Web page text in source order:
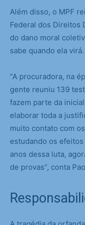
Além disso, o MPF
Federal dos Direitos
do dano moral
sabe quando ela virá.
“A procuradora, na
gente reuniu 139
fazem parte da
elaborar toda a
muito contato com
estudando os
anos dessa luta,
de provas”, conta